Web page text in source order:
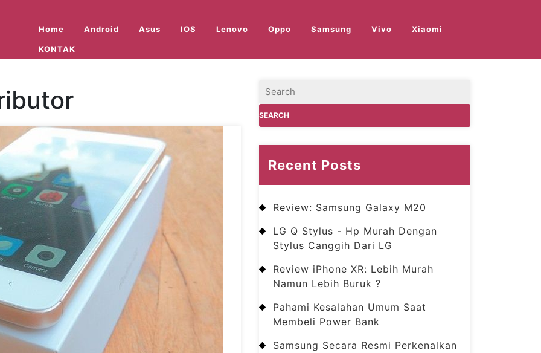
Home Android Asus IOS Lenovo Oppo Samsung Vivo Xiaomi
KONTAK
Recent Posts
Review: Samsung Galaxy M20
LG Q Stylus - Hp Murah Dengan
Stylus Canggih Dari LG
Review iPhone XR: Lebih Murah
Namun Lebih Buruk ?
Pahami Kesalahan Umum Saat
Membeli Power Bank
Samsung Secara Resmi Perkenalkan